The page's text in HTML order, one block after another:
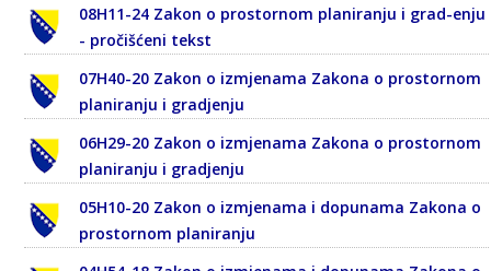
08H11-24 Zakon o prostornom planiranju i grad-enju
- pročišćeni tekst
07H40-20 Zakon o izmjenama Zakona o prostornom
planiranju i gradjenju
06H29-20 Zakon o izmjenama Zakona o prostornom
planiranju i gradjenju
05H10-20 Zakon o izmjenama i dopunama Zakona o
prostornom planiranju